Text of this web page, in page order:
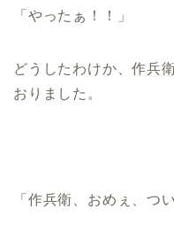
「やったぁ！！」
どうしたわけか、作兵
おりました。
「作兵衛、おめぇ、つ